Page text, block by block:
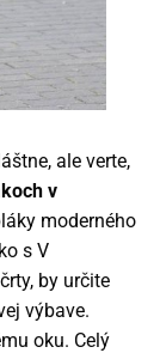
ale verte,
v
moderného
s V
by určite
výbave.
oku. Celý